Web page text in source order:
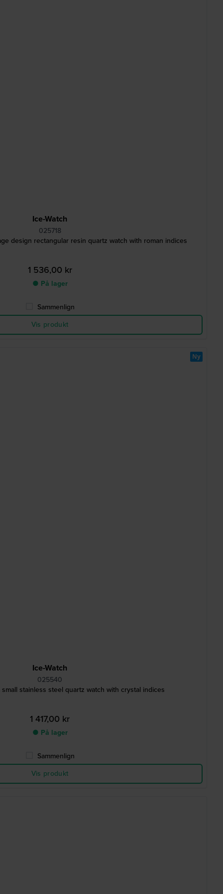
Ice-Watch
025718
design rectangular resin quartz watch with roman indices
1 536,00 kr
● På lager
Sammenlign
Vis produkt
Ice-Watch
025540
Extra small stainless steel quartz watch with crystal indices
1 417,00 kr
● På lager
Sammenlign
Vis produkt
Ny